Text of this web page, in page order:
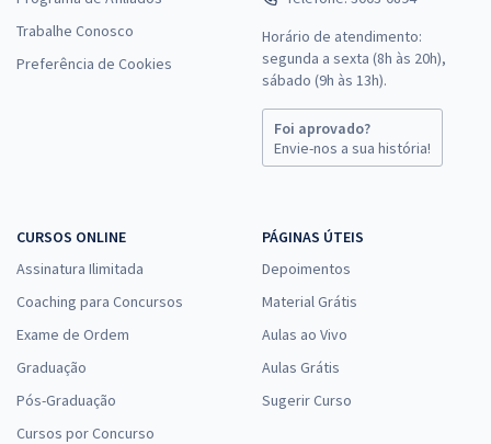
Trabalhe Conosco
Preferência de Cookies
Horário de atendimento:
segunda a sexta (8h às 20h),
sábado (9h às 13h).
Foi aprovado?
Envie-nos a sua história!
CURSOS ONLINE
Assinatura Ilimitada
Coaching para Concursos
Exame de Ordem
Graduação
Pós-Graduação
Cursos por Concurso
PÁGINAS ÚTEIS
Depoimentos
Material Grátis
Aulas ao Vivo
Aulas Grátis
Sugerir Curso